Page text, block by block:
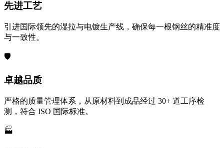
先进工艺
引进国际领先的湿拉与电镀生产线，确保每一根钢丝的精准度
与一致性。
🛡️
卓越品质
严格的质量管理体系，从原材料到成品经过 30+ 道工序检
测，符合 ISO 国际标准。
🏭